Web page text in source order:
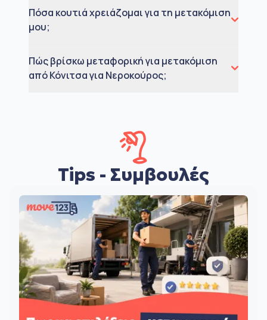
Πόσα κουτιά χρειάζομαι για τη μετακόμιση
μου;
Πώς βρίσκω μεταφορική για μετακόμιση
από Κόνιτσα για Νεροκούρος;
Tips - Συμβουλές